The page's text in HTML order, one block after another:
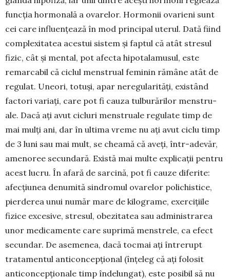
func­ția hormonală a ovarelor. Hor­monii ovarieni sunt
cei care influențează în mod principal uterul. Dată fiind
complexitatea aces­tui sistem și faptul că atât stresul
fizic, cât și men­tal, pot afecta hipotalamu­sul, este
remarcabil că ciclul menstrual feminin rămâne atât de
regulat. Uneori, totuși, apar neregula­ri­tăți, exis­tând
factori variați, care pot fi cauza tulbu­rărilor men­stru­
ale. Dacă ați avut cicluri men­strua­­le regu­late timp de
mai mul­ți ani, dar în ultima vreme nu ați avut ciclu timp
de 3 luni sau mai mult, se cheamă că aveți, în­tr-adevăr,
amenoree secundară. Există mai multe ex­plicații pen­tru
acest lucru. În afară de sar­ci­nă, pot fi cauze di­fe­rite:
afec­țiu­nea denumită sin­dro­mul ovarelor polichistice,
pier­derea unui nu­măr mare de kilo­­grame, exerci­țiile
fizice ex­ce­­sive, stresul, obe­zitatea sau administrarea
unor me­di­camente care suprimă men­strele, ca efect
secun­dar. De ase­me­nea, dacă tocmai ați întrerupt
trata­men­tul anticon­cepțional (înțeleg că ați folosit
anti­concepționale timp îndelungat), este posibil să nu